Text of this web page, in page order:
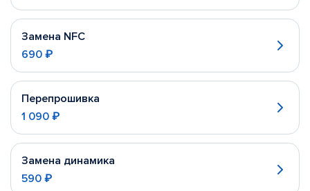
Замена NFC
690 ₽
Перепрошивка
1 090 ₽
Замена динамика
590 ₽